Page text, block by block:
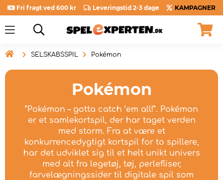
Fri fragt ved 600 kr Leveringstid 2-3 dage KAMPAGNER
 SELSKABSSPIL Pokémon
Pokémon
”Pokémon – gotta catch ’em all!”. Pokémon
er et samlekortspil, der har taget verden
med storm. Fra at være et
konkurrencedygtigt kortspil for to spillere,
har det udviklet sig til et helt unikt univers
med alt fra legetøj, tøj, perlefliser,
farvelægningssider til digitale spil som